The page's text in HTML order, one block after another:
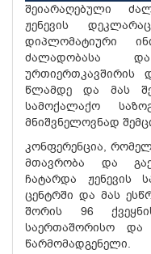
შეიარაღებული
ჟენევის
დიპლომატიური
ძალადობასა
ურთიერთკავშირის
წლამდე და მას
სამოქალაქო
მნიშვნელოვნად
კონფერენცია,
მთავრობა და
ჩატარდა ჟენევის
ცენტრში და მას
შორის 96
საერთაშორისო და
წარმომადგენელი.